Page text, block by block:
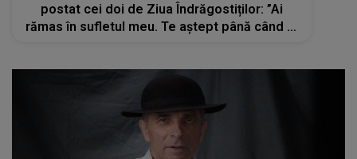
postat cei doi de Ziua Îndrăgostiților: ”Ai
rămas în sufletul meu. Te aștept până când tu